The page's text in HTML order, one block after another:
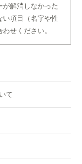
が解消しなかった
い項目（名字や性
せください。
て